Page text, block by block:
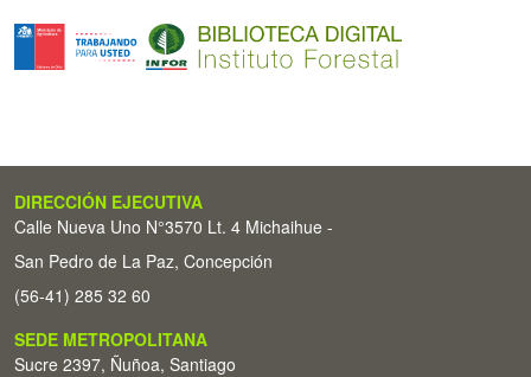
DIRECCIÓN EJECUTIVA
Calle Nueva Uno N°3570 Lt. 4 Michaihue -
San Pedro de La Paz, Concepción
(56-41) 285 32 60
SEDE METROPOLITANA
Sucre 2397, Ñuñoa, Santiago